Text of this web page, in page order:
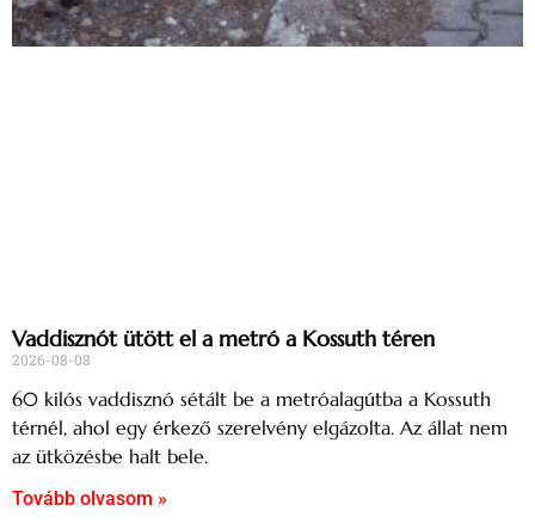
Vaddisznót ütött el a metró a Kossuth téren
2026-08-08
60 kilós vaddisznó sétált be a metróalagútba a Kossuth
térnél, ahol egy érkező szerelvény elgázolta. Az állat nem
az ütközésbe halt bele.
Tovább olvasom »